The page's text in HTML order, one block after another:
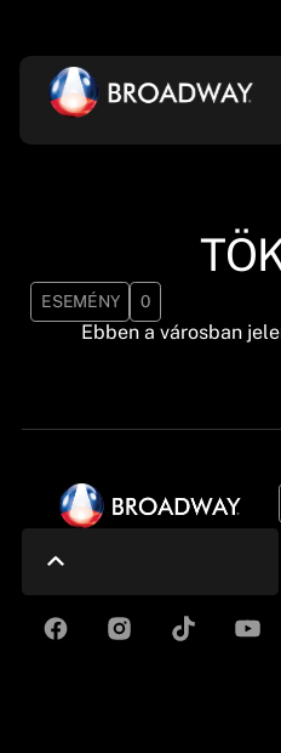
ESEMÉNY 0
Ebben a városban